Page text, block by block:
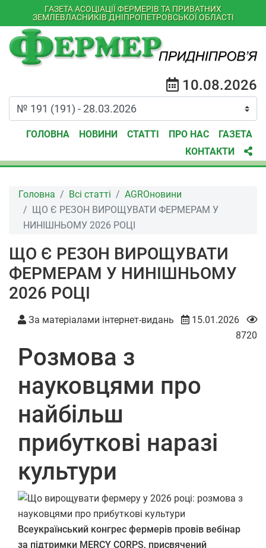
ГАЗЕТА АСОЦІАЦІЇ ФЕРМЕРІВ ТА ПРИВАТНИХ
ЗЕМЛЕВЛАСНИКІВ ДНІПРОПЕТРОВСЬКОЇ ОБЛАСТІ
10.08.2026
ГОЛОВНА НОВИНИ СТАТТІ ПРО НАС
ГАЗЕТА
КОНТАКТИ
Головна Всі статті
AGROновини
ЩО Є РЕЗОН ВИРОЩУВАТИ ФЕРМЕРАМ У
НИНІШНЬОМУ 2026 РОЦІ
ЩО Є РЕЗОН ВИРОЩУВАТИ
ФЕРМЕРАМ У НИНІШНЬОМУ
2026 РОЦІ
За матеріалами інтернет-видань
15.01.2026
8720
Розмова з
науковцями про
найбільш
прибуткові наразі
культури
Всеукраїнський конгрес фермерів провів вебінар
за підтримки MERCY CORPS, присвячений